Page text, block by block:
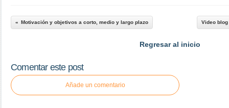
Motivación y objetivos a corto, medio y largo plazo Video
Regresar al inicio
Comentar este post
Añade un comentario